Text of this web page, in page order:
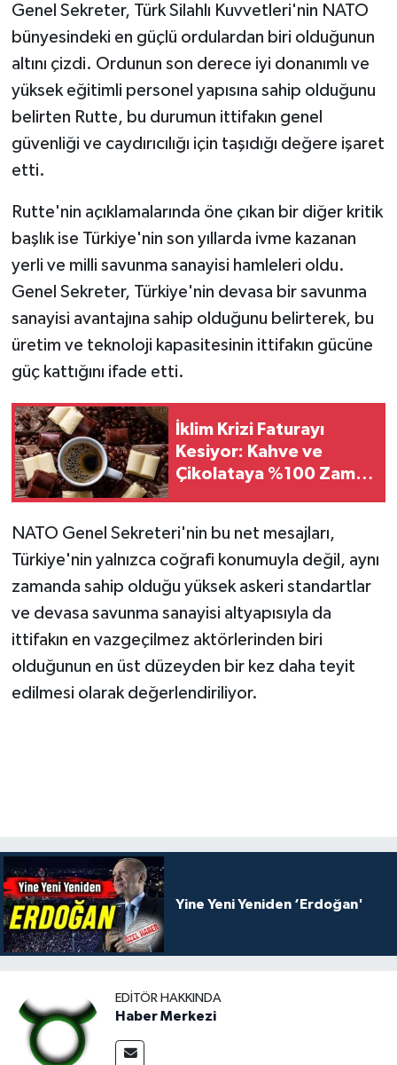
Genel Sekreter, Türk Silahlı Kuvvetleri'nin NATO
bünyesindeki en güçlü ordulardan biri olduğunun
altını çizdi. Ordunun son derece iyi donanımlı ve
yüksek eğitimli personel yapısına sahip olduğunu
belirten Rutte, bu durumun ittifakın genel
güvenliği ve caydırıcılığı için taşıdığı değere işaret
etti.
Rutte'nin açıklamalarında öne çıkan bir diğer kritik
başlık ise Türkiye'nin son yıllarda ivme kazanan
yerli ve milli savunma sanayisi hamleleri oldu.
Genel Sekreter, Türkiye'nin devasa bir savunma
sanayisi avantajına sahip olduğunu belirterek, bu
üretim ve teknoloji kapasitesinin ittifakın gücüne
güç kattığını ifade etti.
İklim Krizi Faturayı
Kesiyor: Kahve ve
Çikolataya %100 Zam
NATO Genel Sekreteri'nin bu net mesajları,
Türkiye'nin yalnızca coğrafi konumuyla değil, aynı
zamanda sahip olduğu yüksek askeri standartlar
ve devasa savunma sanayisi altyapısıyla da
ittifakın en vazgeçilmez aktörlerinden biri
olduğunun en üst düzeyden bir kez daha teyit
edilmesi olarak değerlendiriliyor.
Yine Yeni Yeniden ‘Erdoğan'
EDITÖR HAKKINDA
Haber Merkezi